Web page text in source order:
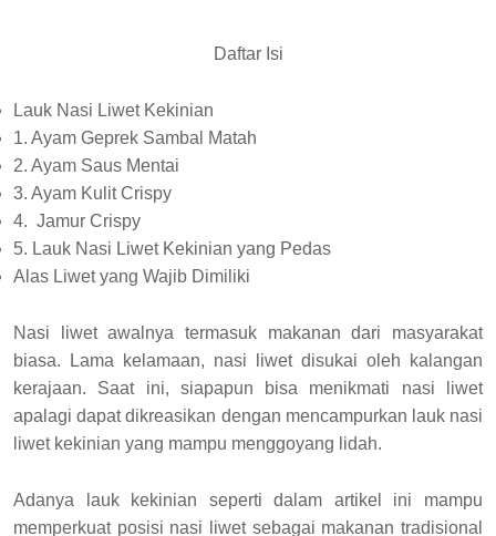
Daftar Isi
Lauk Nasi Liwet Kekinian
1. Ayam Geprek Sambal Matah
2. Ayam Saus Mentai
3. Ayam Kulit Crispy
4. Jamur Crispy
5. Lauk Nasi Liwet Kekinian yang Pedas
Alas Liwet yang Wajib Dimiliki
Nasi liwet awalnya termasuk makanan dari masyarakat
biasa. Lama kelamaan, nasi liwet disukai oleh kalangan
kerajaan. Saat ini, siapapun bisa menikmati nasi liwet
apalagi dapat dikreasikan dengan mencampurkan lauk nasi
liwet kekinian yang mampu menggoyang lidah.
Adanya lauk kekinian seperti dalam artikel ini mampu
memperkuat posisi nasi liwet sebagai makanan tradisional